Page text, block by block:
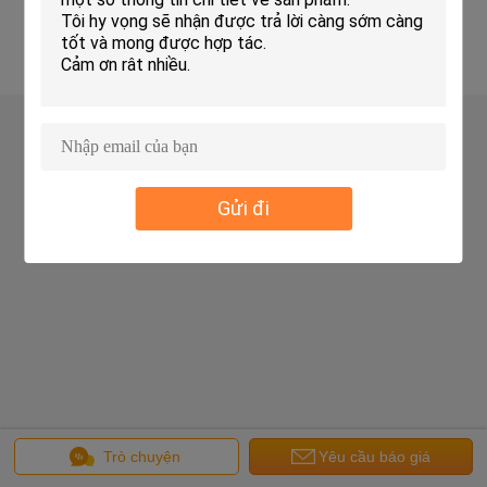
Gửi đi
Trò chuyện Yêu cầu báo giá
Copyright © 2016 - 2026 Unimetro Precision Machinery Co., Ltd.
All rights reserved.